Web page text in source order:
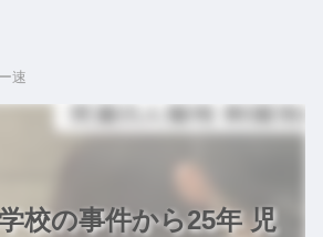
速
校の事件から25年 児